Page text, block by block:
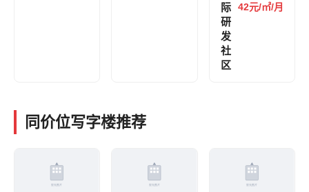
际
研
发
社
区
42元/㎡/月
同价位写字楼推荐